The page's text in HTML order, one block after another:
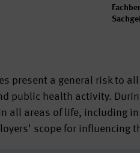
present a general risk to
public health activity.
all areas of life, including
scope for influencing